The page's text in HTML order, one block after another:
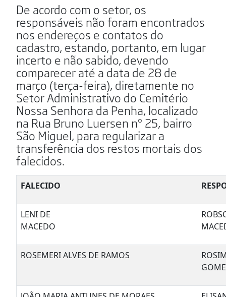
De acordo com o setor, os
responsáveis não foram encontrados
nos endereços e contatos do
cadastro, estando, portanto, em lugar
incerto e não sabido, devendo
comparecer até a data de 28 de
março (terça-feira), diretamente no
Setor Administrativo do Cemitério
Nossa Senhora da Penha, localizado
na Rua Bruno Luersen nº 25, bairro
São Miguel, para regularizar a
transferência dos restos mortais dos
falecidos.
FALECIDO
LENI DE
MACEDO
ROSEMERI ALVES DE RAMOS